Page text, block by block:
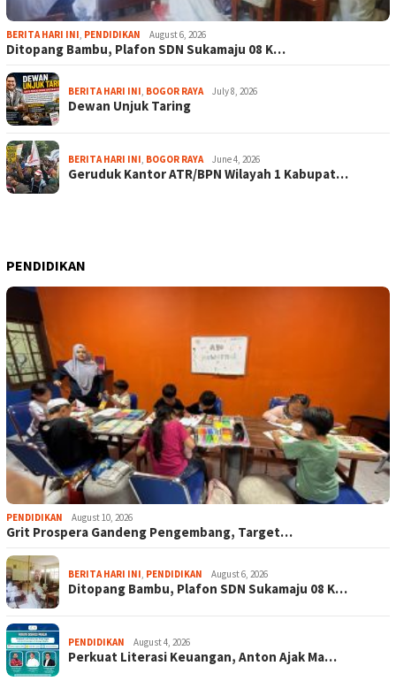
BERITA HARI INI, PENDIDIKAN August 6, 2026
Ditopang Bambu, Plafon SDN Sukamaju 08 K…
BERITA HARI INI, BOGOR RAYA July 8, 2026
Dewan Unjuk Taring
BERITA HARI INI, BOGOR RAYA June 4, 2026
Geruduk Kantor ATR/BPN Wilayah 1 Kabupat…
PENDIDIKAN
PENDIDIKAN August 10, 2026
Grit Prospera Gandeng Pengembang, Target…
BERITA HARI INI, PENDIDIKAN August 6, 2026
Ditopang Bambu, Plafon SDN Sukamaju 08 K…
PENDIDIKAN August 4, 2026
Perkuat Literasi Keuangan, Anton Ajak Ma…